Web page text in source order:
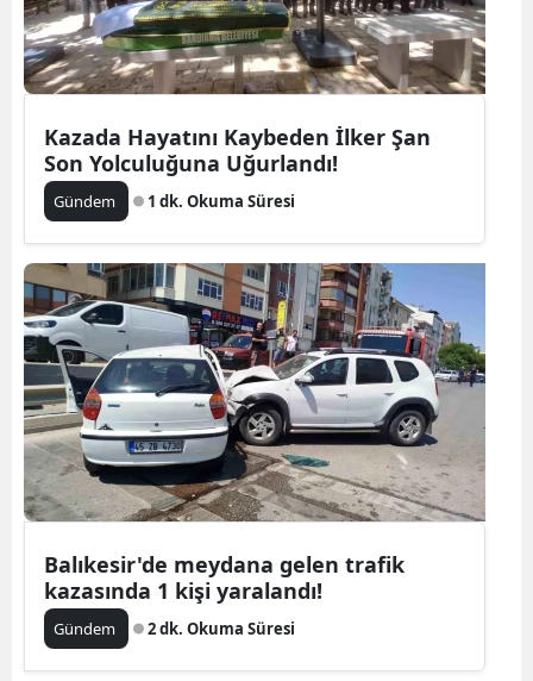
Kazada Hayatını Kaybeden İlker Şan
Son Yolculuğuna Uğurlandı!
Gündem 1 dk. Okuma Süresi
Balıkesir'de meydana gelen trafik
kazasında 1 kişi yaralandı!
Gündem 2 dk. Okuma Süresi